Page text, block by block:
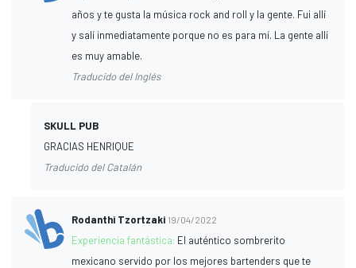
años y te gusta la música rock and roll y la gente. Fui allí
y salí inmediatamente porque no es para mí. La gente allí
es muy amable.
Traducido del Inglés
SKULL PUB
GRACIAS HENRIQUE
Traducido del Catalán
Rodanthi Tzortzaki 19/04/2022
Experiencia fantástica: El auténtico sombrerito
mexicano servido por los mejores bartenders que te